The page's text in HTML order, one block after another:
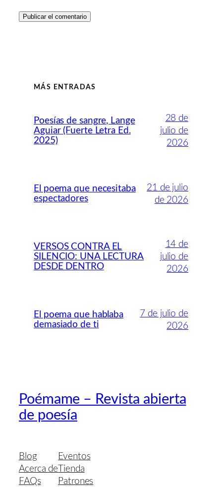
MÁS ENTRADAS
Poesías de sangre, Lange
Aguiar (Fuerte Letra Ed.
2025)
28 de
julio de
2026
El poema que necesitaba
espectadores
21 de julio
de 2026
VERSOS CONTRA EL
SILENCIO: UNA LECTURA
DESDE DENTRO
14 de
julio de
2026
El poema que hablaba
demasiado de ti
7 de julio de
2026
Poémame – Revista abierta
de poesía
Blog
Acerca de
FAQs
Eventos
Tienda
Patrones